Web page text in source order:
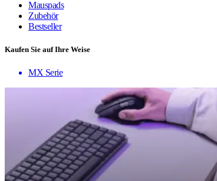
Mauspads
Zubehör
Bestseller
Kaufen Sie auf Ihre Weise
MX Serie